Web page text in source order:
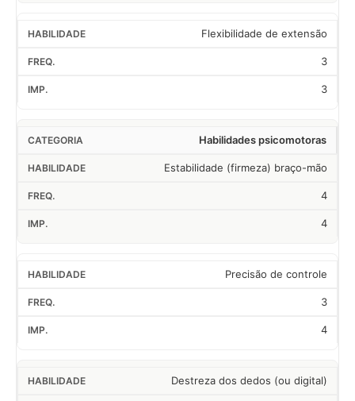
Flexibilidade de extensão
3
3
Habilidades psicomotoras
Estabilidade (firmeza) braço-mão
4
4
Precisão de controle
3
4
Destreza dos dedos (ou digital)